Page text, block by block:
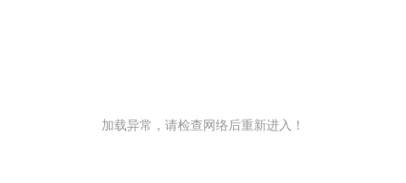
加载异常，请检查网络后重新进入！